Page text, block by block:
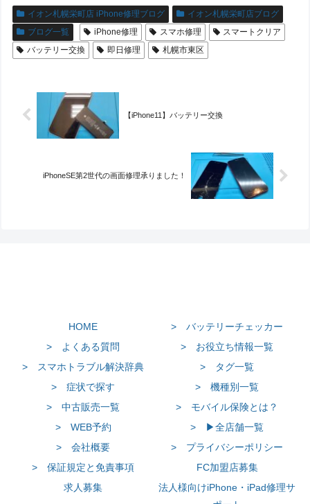
イオン札幌栄町店 iPhone修理ブログ
イオン札幌栄町店ブログ
ブログ一覧
iPhone修理 スマホ修理
スマートクリア
バッテリー交換
即日修理 札幌市東区
【iPhone11】バッテリー交換
iPhoneSE第2世代の画面修理承りました！
HOME
> バッテリーチェッカー
> よくある質問
> お役立ち情報一覧
> スマホトラブル解決辞典
> タグ一覧
> 症状で探す
> 機種別一覧
> 中古販売一覧
> モバイル保険とは？
> WEB予約
> ▶全店舗一覧
> 会社概要
> プライバシーポリシー
> 保証規定と免責事項
FC加盟店募集
求人募集
法人様向けiPhone・iPad修理サ